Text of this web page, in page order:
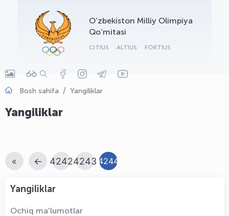
O‘zbekiston Milliy Olimpiya
Qo‘mitasi
CITIUS ALTIUS FORTIUS
Bosh sahifa Yangiliklar
Yangiliklar
« ← 42424243 4244
Yangiliklar
Ochiq ma'lumotlar
OLYMPCHIK AI - yordamchi
Onlayn · olympic.uz